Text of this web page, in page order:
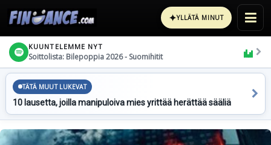
✦YLLÄTÄ MINUT
KUUNTELEMME NYT
Soittolista: Bilepoppia 2026 - Suomihitit
TÄTÄ MUUT LUKEVAT
10 lausetta, joilla manipuloiva mies yrittää herättää sääliä